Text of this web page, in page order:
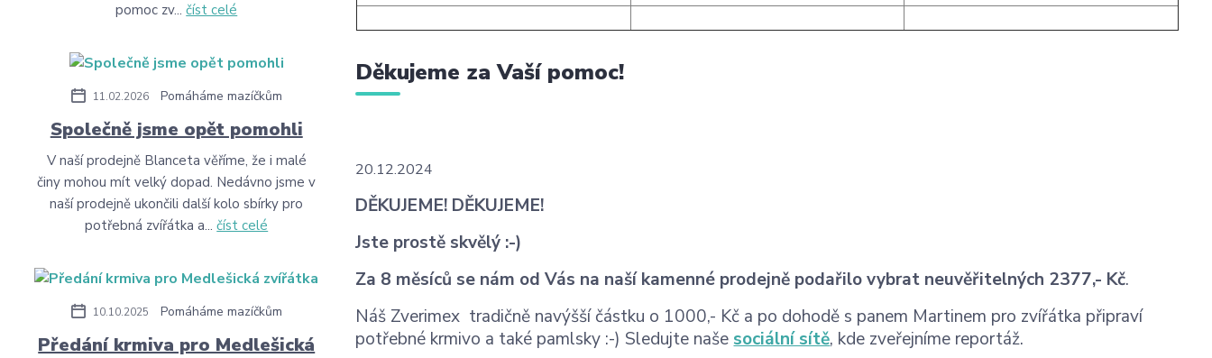
pomoc zv...číst celé
11.02.2026 Pomáháme mazíčkům
Společně jsme opět pomohli
V naší prodejně Blanceta věříme, že i malé
činy mohou mít velký dopad. Nedávno jsme v
naší prodejně ukončili další kolo sbírky pro
potřebná zvířátka a...číst celé
10.10.2025 Pomáháme mazíčkům
Předání krmiva pro Medlešická
Děkujeme za Vaší pomoc!
20.12.2024
DĚKUJEME! DĚKUJEME!
Jste prostě skvělý :-)
Za 8 měsíců se nám od Vás na naší kamenné prodejně podařilo vybrat neuvěřitelných 2377,- Kč.
Náš Zverimex tradičně navýšší částku o 1000,- Kč a po dohodě s panem Martinem pro zvířátka připraví
potřebné krmivo a také pamlsky :-) Sledujte naše sociální sítě, kde zveřejníme reportáž.